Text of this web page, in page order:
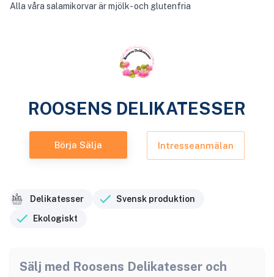
Alla våra salamikorvar är mjölk- och glutenfria
ROOSENS DELIKATESSER
Börja Sälja Intresseanmälan
Delikatesser
Svensk produktion
Ekologiskt
Sälj med Roosens Delikatesser och